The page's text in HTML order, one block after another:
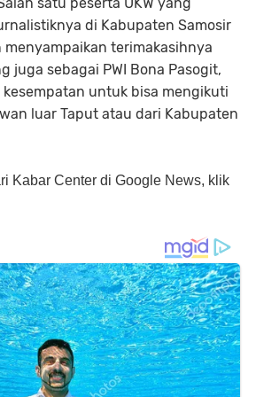
satu peserta UKW yang
di Kabupaten Samosir
menyampaikan terimakasihnya
juga sebagai PWI Bona Pasogit,
untuk bisa mengikuti
luar Taput atau dari Kabupaten
Kabar Center di Google News, klik